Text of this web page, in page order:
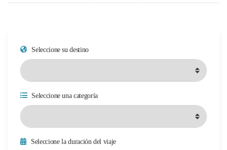
Seleccione su destino
Seleccione una categoría
Seleccione la duración del viaje